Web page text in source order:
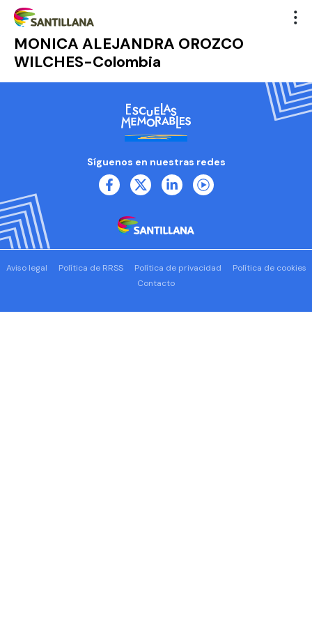
MONICA ALEJANDRA OROZCO
WILCHES-Colombia
Síguenos en nuestras redes
Aviso legal Política de RRSS Política de privacidad
Política de cookies
Contacto